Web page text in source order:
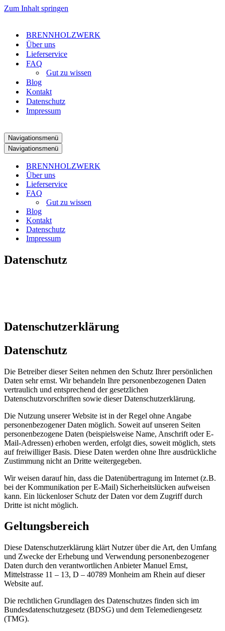
Zum Inhalt springen
BRENNHOLZWERK
Über uns
Lieferservice​
FAQ
Gut zu wissen
Blog
Kontakt
Datenschutz
Impressum
Navigationsmenü
Navigationsmenü
BRENNHOLZWERK
Über uns
Lieferservice​
FAQ
Gut zu wissen
Blog
Kontakt
Datenschutz
Impressum
Datenschutz
Datenschutzerklärung
Datenschutz
Die Betreiber dieser Seiten nehmen den Schutz Ihrer persönlichen
Daten sehr ernst. Wir behandeln Ihre personenbezogenen Daten
vertraulich und entsprechend der gesetzlichen
Datenschutzvorschriften sowie dieser Datenschutzerklärung.
Die Nutzung unserer Website ist in der Regel ohne Angabe
personenbezogener Daten möglich. Soweit auf unseren Seiten
personenbezogene Daten (beispielsweise Name, Anschrift oder E-
Mail-Adressen) erhoben werden, erfolgt dies, soweit möglich, stets
auf freiwilliger Basis. Diese Daten werden ohne Ihre ausdrückliche
Zustimmung nicht an Dritte weitergegeben.
Wir weisen darauf hin, dass die Datenübertragung im Internet (z.B.
bei der Kommunikation per E-Mail) Sicherheitslücken aufweisen
kann. Ein lückenloser Schutz der Daten vor dem Zugriff durch
Dritte ist nicht möglich.
Geltungsbereich
Diese Datenschutzerklärung klärt Nutzer über die Art, den Umfang
und Zwecke der Erhebung und Verwendung personenbezogener
Daten durch den verantwortlichen Anbieter Manuel Ernst,
Mittelstrasse 11 – 13, D – 40789 Monheim am Rhein auf dieser
Website auf.
Die rechtlichen Grundlagen des Datenschutzes finden sich im
Bundesdatenschutzgesetz (BDSG) und dem Telemediengesetz
(TMG).